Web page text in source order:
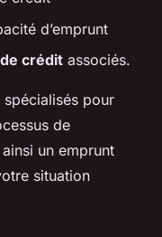
d’emprunt
crédit associés.
pour
de
un emprunt
situation